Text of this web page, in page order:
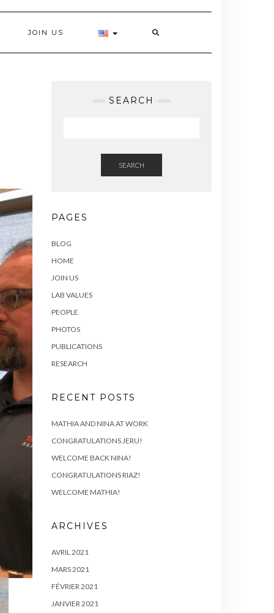
JOIN US
SEARCH
SEARCH
PAGES
BLOG
HOME
JOIN US
LAB VALUES
PEOPLE
PHOTOS
PUBLICATIONS
RESEARCH
RECENT POSTS
MATHIA AND NINA AT WORK
CONGRATULATIONS JERU!
WELCOME BACK NINA!
CONGRATULATIONS RIAZ!
WELCOME MATHIA!
ARCHIVES
AVRIL 2021
MARS 2021
FÉVRIER 2021
JANVIER 2021